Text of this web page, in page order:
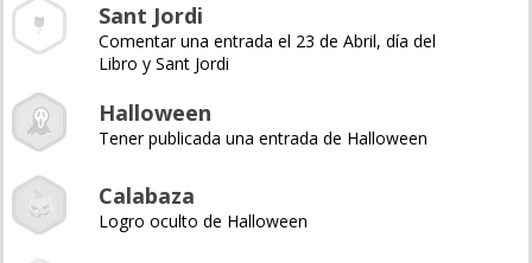
Sant Jordi
Comentar una entrada el 23 de Abril, día del
Libro y Sant Jordi
Halloween
Tener publicada una entrada de Halloween
Calabaza
Logro oculto de Halloween